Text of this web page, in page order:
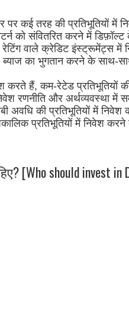
कई तरह की प्रतिभूतियों में
को संवितरित करने में
वाले क्रेडिट इंस्ट्रूमेंट्स
का भुगतान करने के साथ-
करते हैं, कम-रेटेड प्रतिभूतियों
रणनीति और अर्थव्यवस्था में
अवधि की प्रतिभूतियों में
प्रतिभूतियों में निवेश करने
[Who should invest in